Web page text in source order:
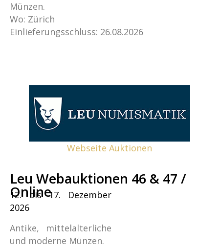
Münzen.
Wo: Zürich
Einlieferungsschluss: 26.08.2026
Webseite Auktionen
Leu Webauktionen 46 & 47 /
Online
12. bis 17. Dezember
2026
Antike, mittelalterliche
und moderne Münzen.